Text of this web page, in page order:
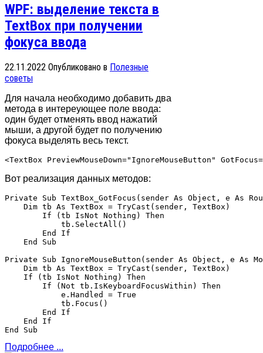
WPF: выделение текста в
TextBox при получении
фокуса ввода
22.11.2022 Опубликовано в Полезные
советы
Для начала необходимо добавить два
метода в интереующее поле ввода:
один будет отменять ввод нажатий
мыши, а другой будет по получению
фокуса выделять весь текст.
<TextBox PreviewMouseDown="IgnoreMouseButton"
Вот реализация данных методов:
Private Sub TextBox_GotFocus(sender As Object, e As
    Dim tb As TextBox = TryCast(sender, TextBox)
        If (tb IsNot Nothing) Then
            tb.SelectAll()
        End If
    End Sub
Private Sub IgnoreMouseButton(sender As Object, e As
    Dim tb As TextBox = TryCast(sender, TextBox)
    If (tb IsNot Nothing) Then
        If (Not tb.IsKeyboardFocusWithin) Then
            e.Handled = True
            tb.Focus()
        End If
    End If
Подробнее ...